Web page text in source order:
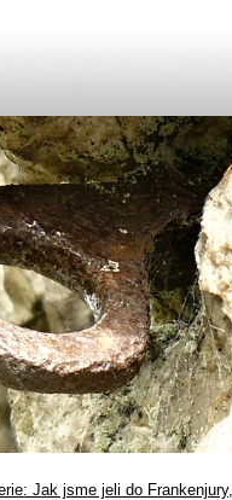
Jak jsme jeli do